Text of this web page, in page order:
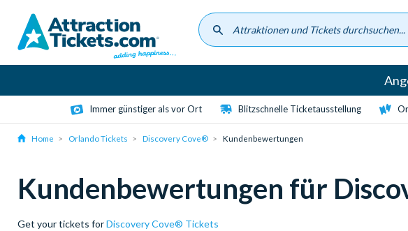
content
Immer günstiger als vor Ort Blitzschnelle Ticketausstellung
Home Orlando Tickets Discovery Cove® Kundenbewertungen
Kundenbewertungen für
Get your tickets forDiscovery Cove® Tickets